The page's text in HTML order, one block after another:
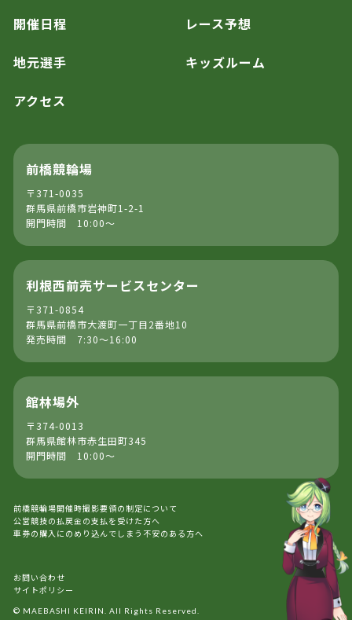
開催日程 レース予想
地元選手 キッズルーム
アクセス
前橋競輪場
〒371-0035
群馬県前橋市岩神町1-2-1
開門時間 10:00～
利根西前売サービスセンター
〒371-0854
群馬県前橋市大渡町一丁目2番地10
発売時間 7:30～16:00
館林場外
〒374-0013
群馬県館林市赤生田町345
開門時間 10:00～
前橋競輪場開催時撮影要領の制定について
公営競技の払戻金の支払を受けた方へ
車券の購入にのめり込んでしまう不安のある方へ
お問い合わせ
サイトポリシー
© MAEBASHI KEIRIN. All Rights Reserved.